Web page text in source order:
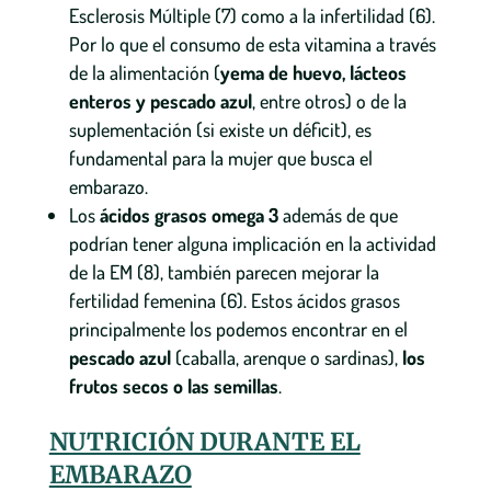
Esclerosis Múltiple (7) como a la infertilidad (6).
Por lo que el consumo de esta vitamina a través
de la alimentación (yema de huevo, lácteos
enteros y pescado azul, entre otros) o de la
suplementación (si existe un déficit), es
fundamental para la mujer que busca el
embarazo.
Losácidos grasos omega 3además de que
podrían tener alguna implicación en la actividad
de la EM (8), también parecen mejorar la
fertilidad femenina (6). Estos ácidos grasos
principalmente los podemos encontrar en el
pescado azul(caballa, arenque o sardinas),los
frutos secos o las semillas.
NUTRICIÓN DURANTE EL
EMBARAZO